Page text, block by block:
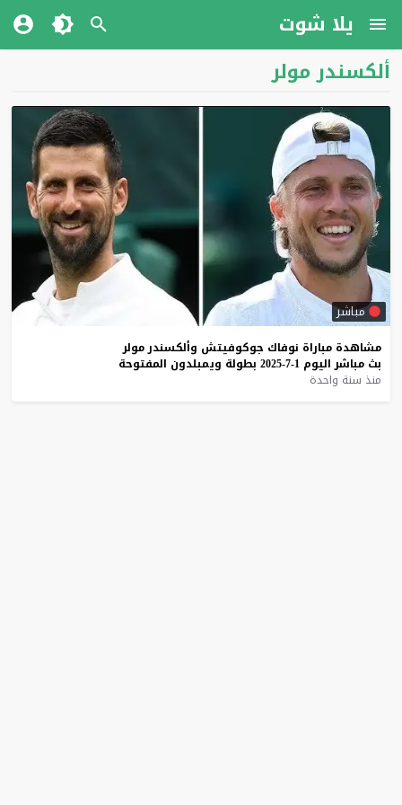
يلا شوت
ألكسندر مولر
مباشر
مشاهدة مباراة نوفاك جوكوفيتش وألكسندرمولر
بث مباشر اليوم 1-7-2025 بطولة ويمبلدون المفتوحة
منذ سنة واحدة